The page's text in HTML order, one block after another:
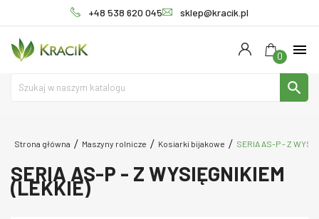
+48 538 620 045 sklep@kracik.pl
0 menu
search
Strona główna Maszyny rolnicze Kosiarki bijakowe SERIA AS-P - Z
SERIA AS-P - Z WYSIĘGNIKIEM
(LEKKIE)